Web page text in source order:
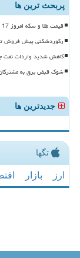
پربحث ترین ها
قیمت طلا و سکه امروز 17 مردادماه 1405
رکوردشکنی پیش فروش
کاهش شدید واردات نفت
شوک قبض برق به
جدیدترین ها
تگها
ارز بازار